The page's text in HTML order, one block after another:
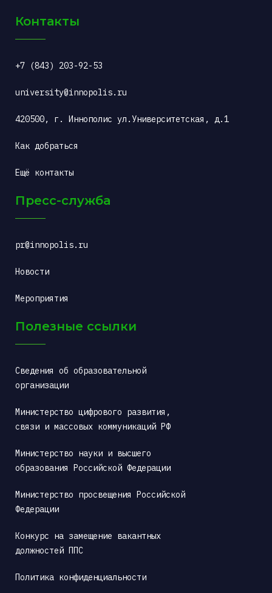
Контакты
+7 (843) 203-92-53
university@innopolis.ru
420500, г. Иннополис ул.Университетская, д.1
Как добраться
Ещё контакты
Пресс-служба
pr@innopolis.ru
Новости
Мероприятия
Полезные ссылки
Сведения об образовательной
организации
Министерство цифрового развития,
связи и массовых коммуникаций РФ
Министерство науки и высшего
образования Российской Федерации
Министерство просвещения Российской
Федерации
Конкурс на замещение вакантных
должностей ППС
Политика конфиденциальности